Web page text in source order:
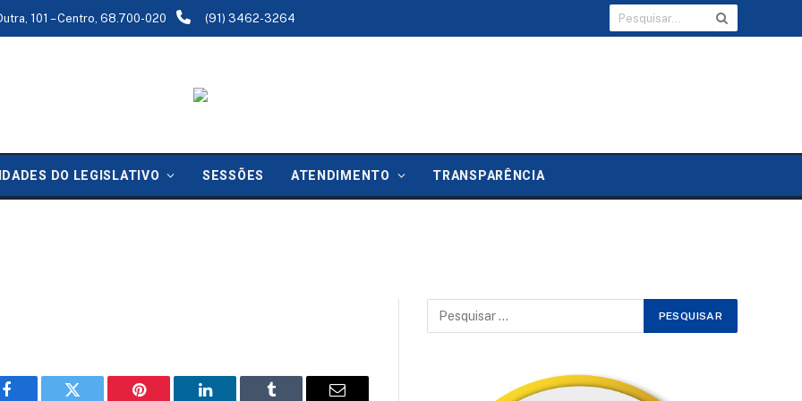
101 – Centro, 68.700-020 (91) 3462-3264
DO LEGISLATIVO SESSÕES ATENDIMENTO TRANSPARÊNCIA